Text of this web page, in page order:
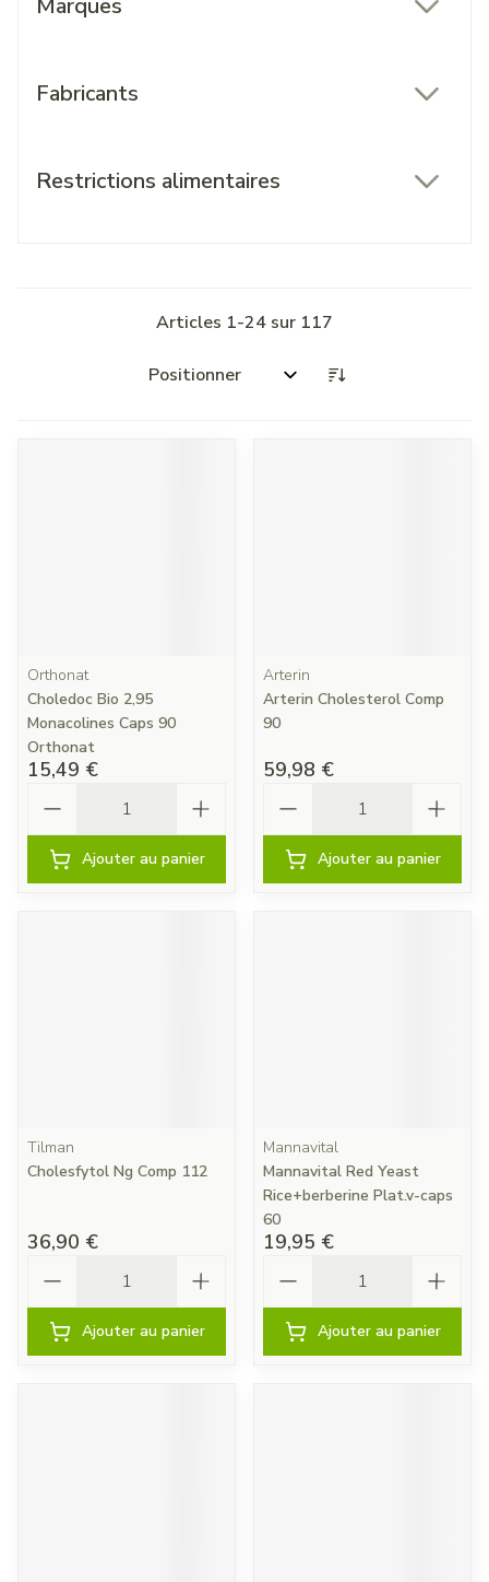
Marques
Fabricants
Restrictions alimentaires
Articles 1-24 sur 117
Trier par:
Orthonat
Choledoc Bio 2,95
Monacolines Caps 90
Orthonat
15,49 €
Ajouter au panier
Arterin
Arterin Cholesterol Comp
90
59,98 €
Ajouter au panier
Tilman
Cholesfytol Ng Comp 112
36,90 €
Ajouter au panier
Mannavital
Mannavital Red Yeast
Rice+berberine Plat.v-caps
60
19,95 €
Ajouter au panier